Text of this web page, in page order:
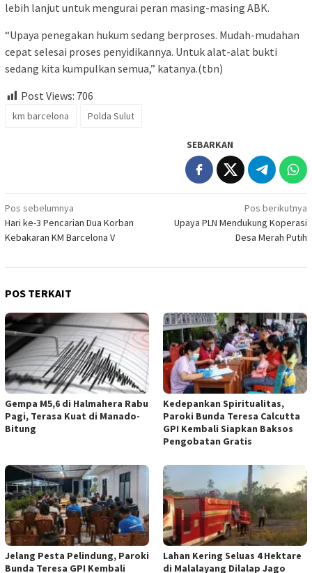
lebih lanjut untuk mengurai peran masing-masing ABK.
“Upaya penegakan hukum sedang berproses. Mudah-mudahan
cepat selesai proses penyidikannya. Untuk alat-alat bukti
sedang kita kumpulkan semua,” katanya.(tbn)
Post Views: 706
km barcelona Polda Sulut
SEBARKAN
Navigasi
pos
Pos sebelumnya
Hari ke-3 Pencarian Dua Korban
Kebakaran KM Barcelona V
Pos berikutnya
Upaya PLN Mendukung Koperasi
Desa Merah Putih
POS TERKAIT
Gempa M5,6 di Halmahera Rabu
Pagi, Terasa Kuat di Manado-
Bitung
Kedepankan Spiritualitas,
Paroki Bunda Teresa Calcutta
GPI Kembali Siapkan Baksos
Pengobatan Gratis
Jelang Pesta Pelindung, Paroki
Bunda Teresa GPI Kembali
Lahan Kering Seluas 4 Hektare
di Malalayang Dilalap Jago